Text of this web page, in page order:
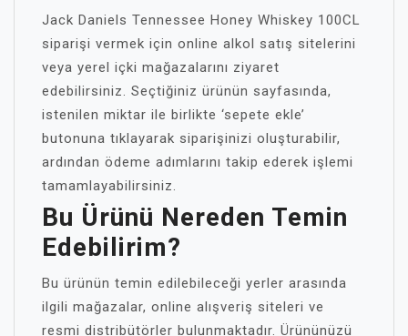
Jack Daniels Tennessee Honey Whiskey 100CL
siparişi vermek için online alkol satış sitelerini
veya yerel içki mağazalarını ziyaret
edebilirsiniz. Seçtiğiniz ürünün sayfasında,
istenilen miktar ile birlikte ‘sepete ekle’
butonuna tıklayarak siparişinizi oluşturabilir,
ardından ödeme adımlarını takip ederek işlemi
tamamlayabilirsiniz.
Bu Ürünü Nereden Temin
Edebilirim?
Bu ürünün temin edilebileceği yerler arasında
ilgili mağazalar, online alışveriş siteleri ve
resmi distribütörler bulunmaktadır. Ürününüzü